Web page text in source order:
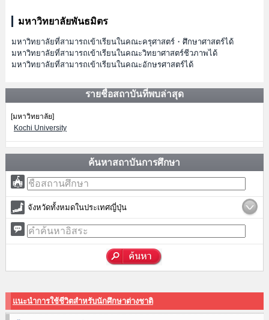
มหาวิทยาลัยพันธมิตร
มหาวิทยาลัยที่สามารถเข้าเรียนในคณะครุศาสตร์・ศึกษาศาสตร์ได้
มหาวิทยาลัยที่สามารถเข้าเรียนในคณะวิทยาศาสตร์ชีวภาพได้
มหาวิทยาลัยที่สามารถเข้าเรียนในคณะอักษรศาสตร์ได้
รายชื่อสถาบันที่พบล่าสุด
[มหาวิทยาลัย]
Kochi University
ค้นหาสถาบันการศึกษา
จังหวัดทั้งหมดในประเทศญี่ปุ่น
แนะนำการใช้ชีวิตสำหรับนักศึกษาต่างชาติ